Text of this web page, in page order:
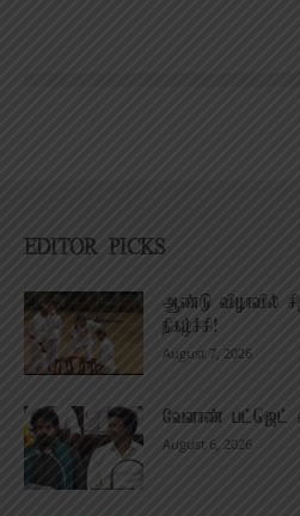
EDITOR PICKS
ஆண்டு விழாவில்
நிகழ்ச்சி!
August 7, 2026
வேளாண் பட்ஜெட்
August 6, 2026